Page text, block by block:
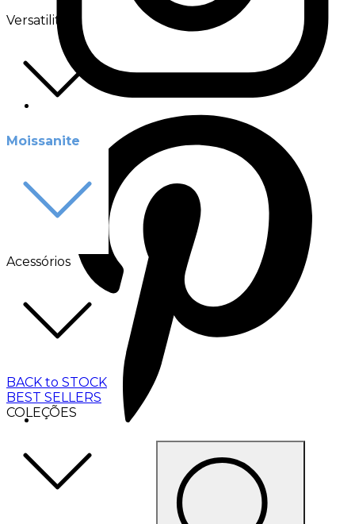
Versatilité
Moissanite
Acessórios
BACK to STOCK
BEST SELLERS
COLEÇÕES